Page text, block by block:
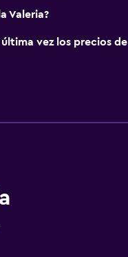
Valeria?
vez los precios de